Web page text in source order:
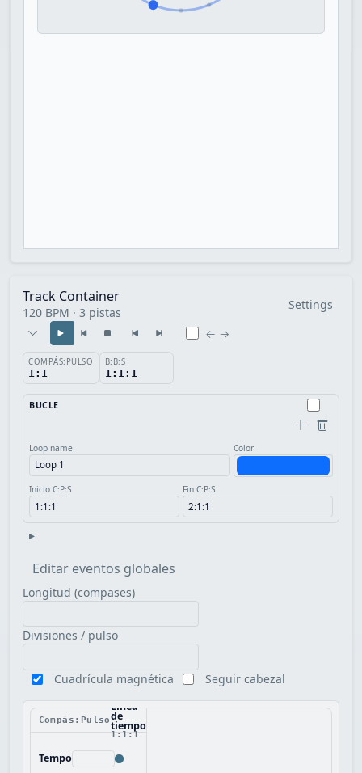
Track Container
120 BPM · 3 pistas
Settings
← →
COMPÁS:PULSO
1:1
B:B:S
1:1:1
BUCLE
Loop name Color
Inicio C:P:S Fin C:P:S
▸
Editar eventos globales
Longitud (compases)
Divisiones / pulso
Cuadrícula magnética Seguir cabezal
Compás:Pulso
Línea
de
tiempo
1:1:1
Tempo